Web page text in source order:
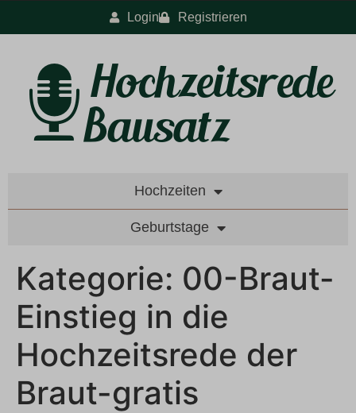
Login Registrieren
Hochzeiten
Geburtstage
Kategorie: 00-Braut-
Einstieg in die
Hochzeitsrede der
Braut-gratis